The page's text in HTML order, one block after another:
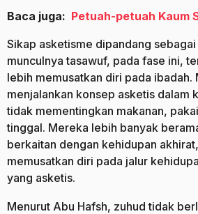
Baca juga: Petuah-petuah Kaum
Sikap asketisme dipandang
munculnya tasawuf, pada fase ini,
lebih memusatkan diri pada ibadah.
menjalankan konsep asketis dalam
tidak mementingkan makanan,
tinggal. Mereka lebih banyak
berkaitan dengan kehidupan
memusatkan diri pada jalur
yang asketis.
Menurut Abu Hafsh, zuhud tidak